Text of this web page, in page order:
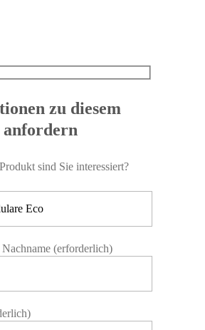
zu diesem
sind Sie interessiert?
(erforderlich)